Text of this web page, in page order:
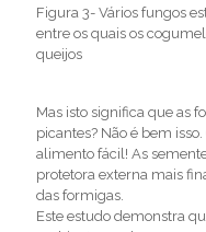
Figura 3- Vários fungos
entre os quais os
queijos
Mas isto significa que as
picantes? Não é bem
alimento fácil! As
protetora externa mais
das formigas.
Este estudo demonstra